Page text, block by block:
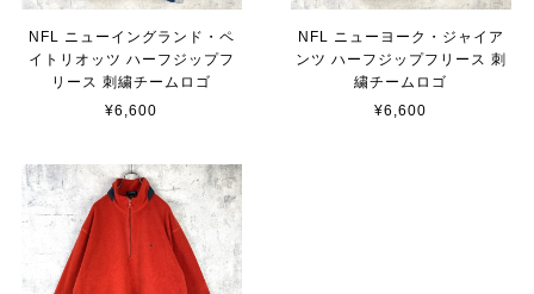
NFL ニューイングランド・ペ
イトリオッツ ハーフジップフ
リース 刺繍チームロゴ
¥6,600
NFL ニューヨーク・ジャイア
ンツ ハーフジップフリース 刺
繍チームロゴ
¥6,600